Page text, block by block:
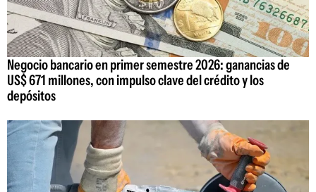
Negocio bancario en primer semestre 2026: ganancias de
US$ 671 millones, con impulso clave del crédito y los
depósitos